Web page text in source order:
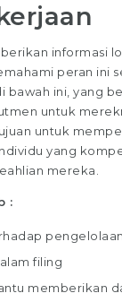
informasi
peran ini
ini, yang
untuk
untuk
yang
mereka.
:
filing
memberikan